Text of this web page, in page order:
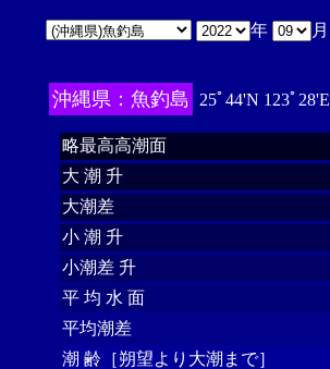
年 月
沖縄県：魚釣島 25ﾟ44'N 123ﾟ28'E
略最高高潮面
大 潮 升
大潮差
小 潮 升
小潮差 升
平 均 水 面
平均潮差
潮 齢［朔望より大潮まで］